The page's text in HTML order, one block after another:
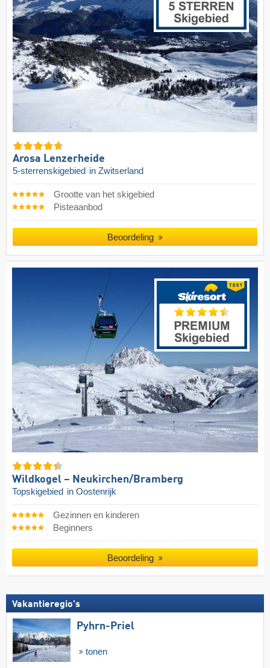
Arosa Lenzerheide
5-sterrenskigebied in Zwitserland
Grootte van het skigebied
Pisteaanbod
Beoordeling
Wildkogel – Neukirchen/​Bramberg
Topskigebied in Oostenrijk
Gezinnen en kinderen
Beginners
Beoordeling
Vakantieregio's
Pyhrn-Priel
tonen